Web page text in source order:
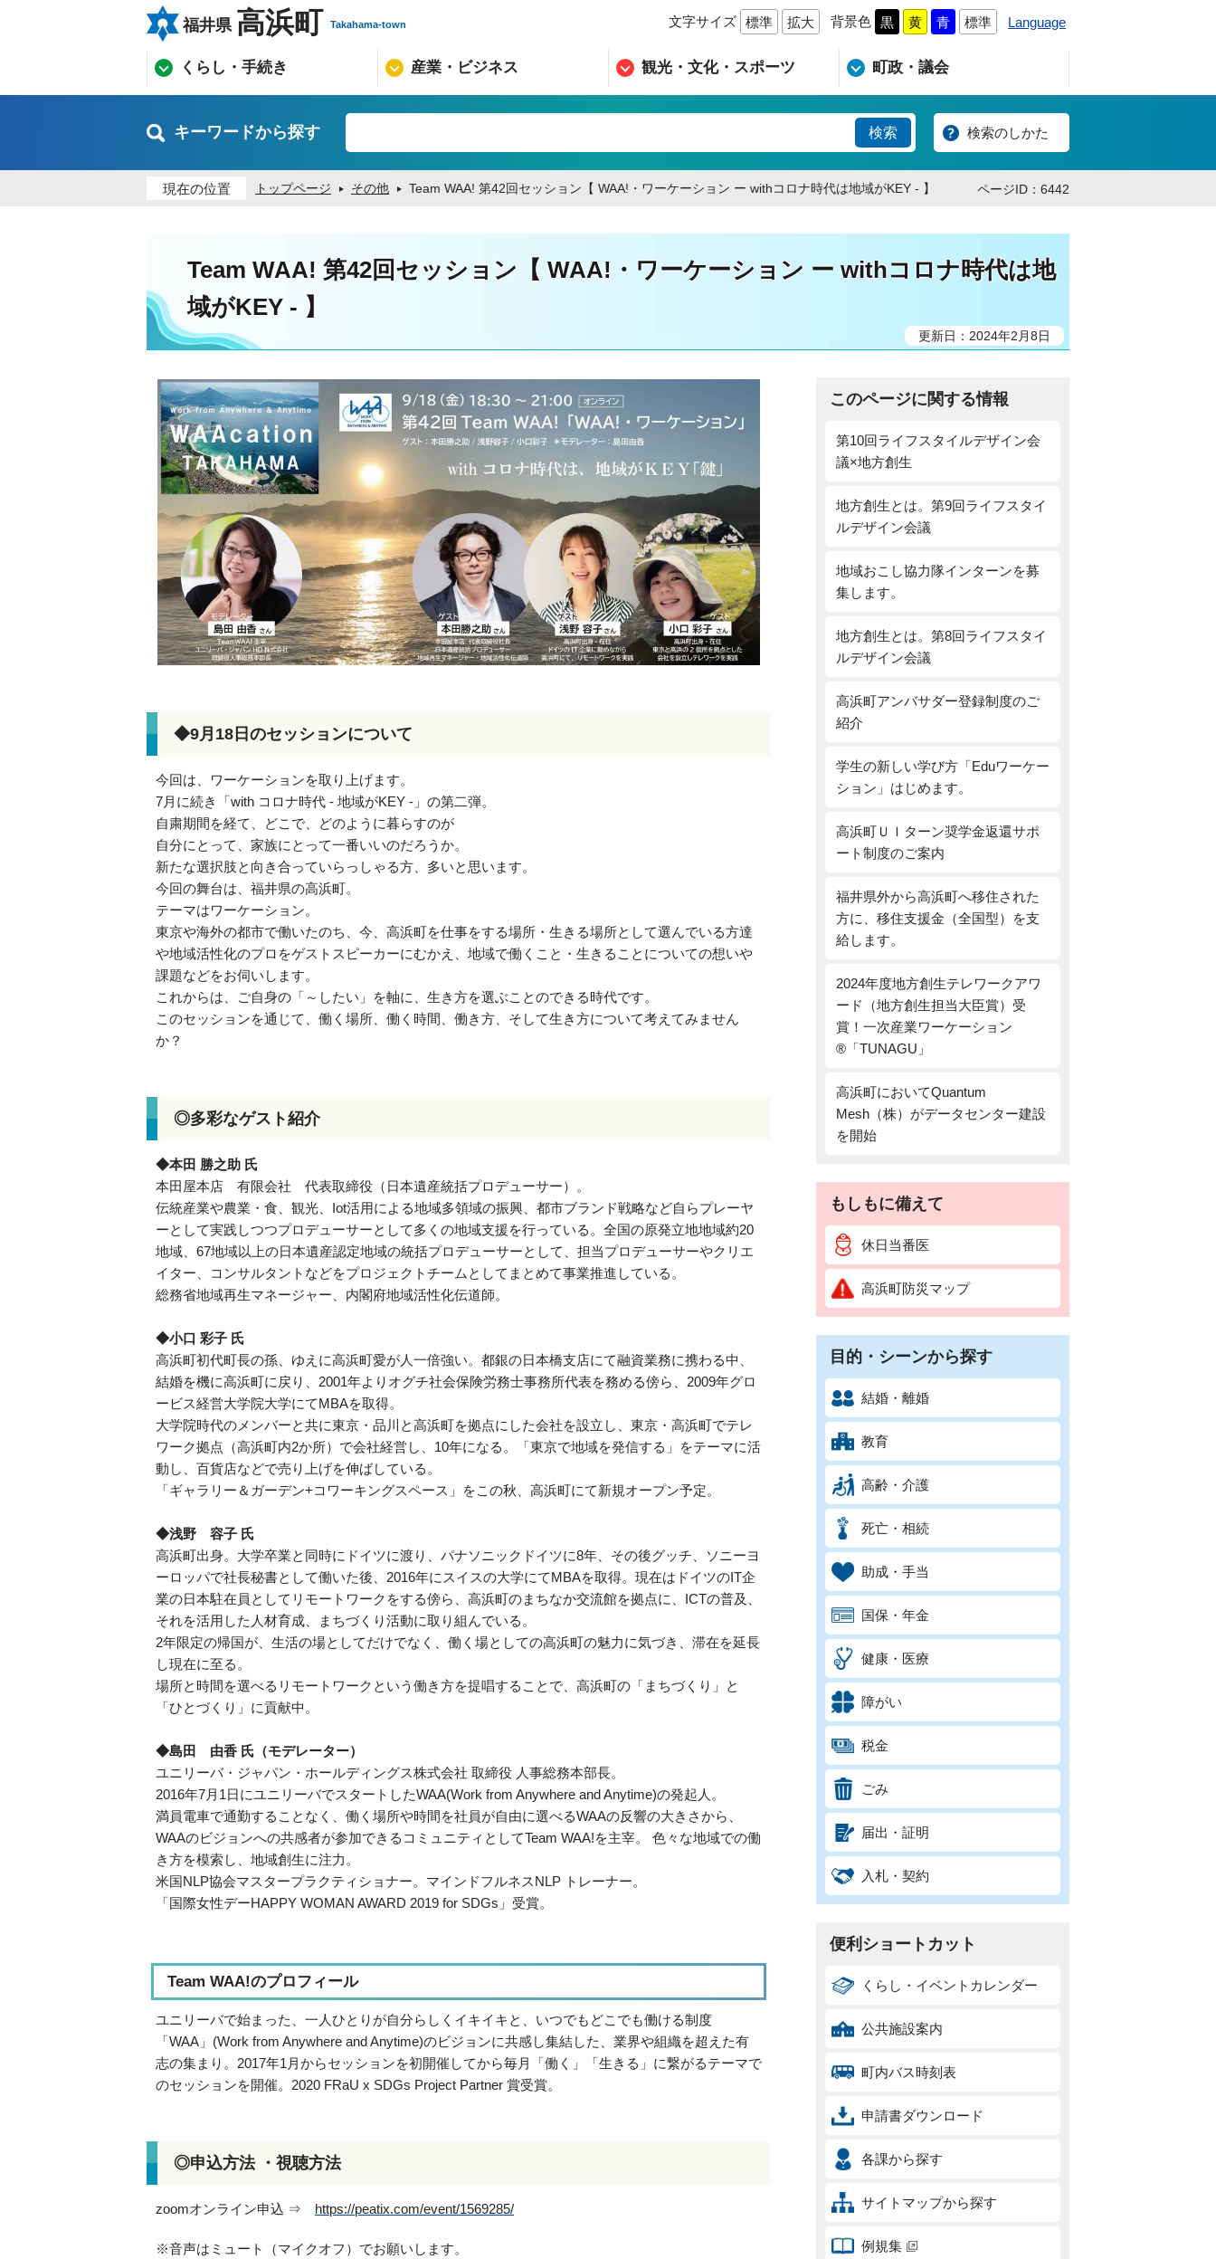
福井県 高浜町 Takahama-town 文字サイズ 標準 拡大 背景色 黒 黄 青 標準 Language
くらし・手続き 産業・ビジネス 観光・文化・スポーツ 町政・議会
キーワードから探す 検索のしかた
現在の位置 トップページ その他 Team WAA! 第42回セッション【 WAA!・ワーケーション ー withコロナ時代は地域がKEY - 】 ページID：6442
Team WAA! 第42回セッション【 WAA!・ワーケーション ー withコロナ時代は地
域がKEY - 】
更新日：2024年2月8日
◆9月18日のセッションについて
今回は、ワーケーションを取り上げます。
7月に続き「with コロナ時代 - 地域がKEY -」の第二弾。
自粛期間を経て、どこで、どのように暮らすのが
自分にとって、家族にとって一番いいのだろうか。
新たな選択肢と向き合っていらっしゃる方、多いと思います。
今回の舞台は、福井県の高浜町。
テーマはワーケーション。
東京や海外の都市で働いたのち、今、高浜町を仕事をする場所・生きる場所として選んでいる方達
や地域活性化のプロをゲストスピーカーにむかえ、地域で働くこと・生きることについての想いや
課題などをお伺いします。
これからは、ご自身の「～したい」を軸に、生き方を選ぶことのできる時代です。
このセッションを通じて、働く場所、働く時間、働き方、そして生き方について考えてみません
か？
◎多彩なゲスト紹介
◆本田 勝之助 氏
本田屋本店 有限会社 代表取締役（日本遺産統括プロデューサー）。
伝統産業や農業・食、観光、Iot活用による地域多領域の振興、都市ブランド戦略など自らプレーヤ
ーとして実践しつつプロデューサーとして多くの地域支援を行っている。全国の原発立地地域約20
地域、67地域以上の日本遺産認定地域の統括プロデューサーとして、担当プロデューサーやクリエ
イター、コンサルタントなどをプロジェクトチームとしてまとめて事業推進している。
総務省地域再生マネージャー、内閣府地域活性化伝道師。
◆小口 彩子 氏
高浜町初代町長の孫、ゆえに高浜町愛が人一倍強い。都銀の日本橋支店にて融資業務に携わる中、
結婚を機に高浜町に戻り、2001年よりオグチ社会保険労務士事務所代表を務める傍ら、2009年グロ
ービス経営大学院大学にてMBAを取得。
大学院時代のメンバーと共に東京・品川と高浜町を拠点にした会社を設立し、東京・高浜町でテレ
ワーク拠点（高浜町内2か所）で会社経営し、10年になる。「東京で地域を発信する」をテーマに活
動し、百貨店などで売り上げを伸ばしている。
「ギャラリー＆ガーデン+コワーキングスペース」をこの秋、高浜町にて新規オープン予定。
◆浅野 容子 氏
高浜町出身。大学卒業と同時にドイツに渡り、パナソニックドイツに8年、その後グッチ、ソニーヨ
ーロッパで社長秘書として働いた後、2016年にスイスの大学にてMBAを取得。現在はドイツのIT企
業の日本駐在員としてリモートワークをする傍ら、高浜町のまちなか交流館を拠点に、ICTの普及、
それを活用した人材育成、まちづくり活動に取り組んでいる。
2年限定の帰国が、生活の場としてだけでなく、働く場としての高浜町の魅力に気づき、滞在を延長
し現在に至る。
場所と時間を選べるリモートワークという働き方を提唱することで、高浜町の「まちづくり」と
「ひとづくり」に貢献中。
◆島田 由香 氏（モデレーター）
ユニリーバ・ジャパン・ホールディングス株式会社 取締役 人事総務本部長。
2016年7月1日にユニリーバでスタートしたWAA(Work from Anywhere and Anytime)の発起人。
満員電車で通勤することなく、働く場所や時間を社員が自由に選べるWAAの反響の大きさから、
WAAのビジョンへの共感者が参加できるコミュニティとしてTeam WAA!を主宰。 色々な地域での働
き方を模索し、地域創生に注力。
米国NLP協会マスタープラクティショナー。マインドフルネスNLP トレーナー。
「国際女性デーHAPPY WOMAN AWARD 2019 for SDGs」受賞。
Team WAA!のプロフィール
ユニリーバで始まった、一人ひとりが自分らしくイキイキと、いつでもどこでも働ける制度
「WAA」(Work from Anywhere and Anytime)のビジョンに共感し集結した、業界や組織を超えた有
志の集まり。2017年1月からセッションを初開催してから毎月「働く」「生きる」に繋がるテーマで
のセッションを開催。2020 FRaU x SDGs Project Partner 賞受賞。
◎申込方法 ・視聴方法
zoomオンライン申込 ⇒ https://peatix.com/event/1569285/
※音声はミュート（マイクオフ）でお願いします。
このページに関する情報
第10回ライフスタイルデザイン会
議×地方創生
地方創生とは。第9回ライフスタイ
ルデザイン会議
地域おこし協力隊インターンを募
集します。
地方創生とは。第8回ライフスタイ
ルデザイン会議
高浜町アンバサダー登録制度のご
紹介
学生の新しい学び方「Eduワーケー
ション」はじめます。
高浜町ＵＩターン奨学金返還サポ
ート制度のご案内
福井県外から高浜町へ移住された
方に、移住支援金（全国型）を支
給します。
2024年度地方創生テレワークアワ
ード（地方創生担当大臣賞）受
賞！一次産業ワーケーション
®「TUNAGU」
高浜町においてQuantum
Mesh（株）がデータセンター建設
を開始
もしもに備えて
休日当番医
高浜町防災マップ
目的・シーンから探す
結婚・離婚
教育
高齢・介護
死亡・相続
助成・手当
国保・年金
健康・医療
障がい
税金
ごみ
届出・証明
入札・契約
便利ショートカット
くらし・イベントカレンダー
公共施設案内
町内バス時刻表
申請書ダウンロード
各課から探す
サイトマップから探す
例規集